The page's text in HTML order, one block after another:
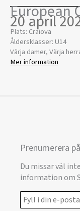
European
20 april
Plats: Craiova
Åldersklasser: U14
Värja damer, Värja
Mer information
Prenumerera
Du missar väl
information om